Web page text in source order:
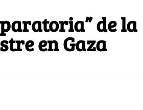
de la
en Gaza